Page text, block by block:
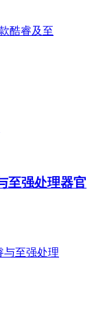
至强处理器官